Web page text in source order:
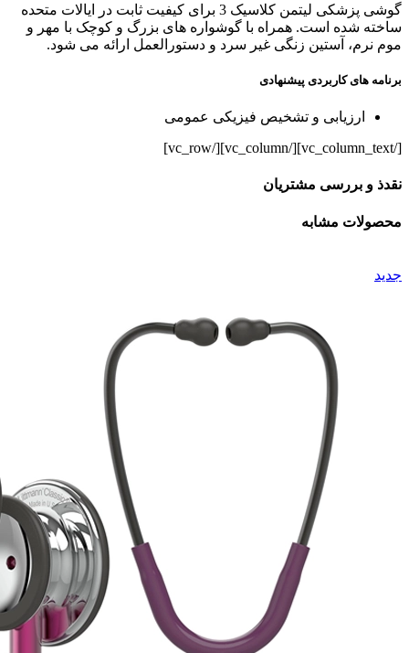
گوشی پزشکی لیتمن کلاسیک 3 برای کیفیت ثابت در ایالات متحده
ساخته شده است. همراه با گوشواره های بزرگ و کوچک با مهر و
موم نرم، آستین زنگی غیر سرد و دستورالعمل ارائه می شود.
برنامه های کاربردی پیشنهادی
ارزیابی و تشخیص فیزیکی عمومی
[/vc_column_text][/vc_column][/vc_row]
نقدذ و بررسی مشتریان
محصولات مشابه
جدید